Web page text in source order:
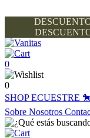
0
0
SHOPECUESTRE
Sobre Nosotros